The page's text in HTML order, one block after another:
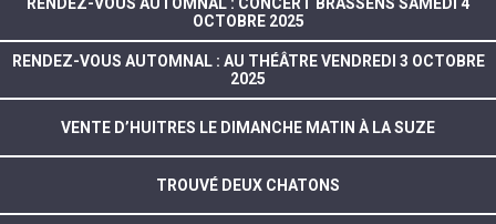
OCTOBRE 2025
RENDEZ-VOUS AUTOMNAL : AU THÉÂTRE VENDREDI 3 OCTOBRE
2025
VENTE D’HUITRES LE DIMANCHE MATIN À LA SUZE
TROUVÉ DEUX CHATONS